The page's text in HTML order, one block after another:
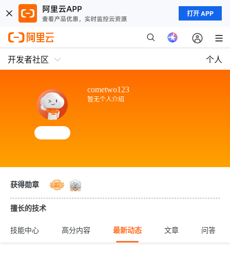
打开 APP
开发者社区 个人
cometwo123
暂无个人介绍
获得勋章
擅长的技术
技能中心 高分内容 最新动态 文章 问答